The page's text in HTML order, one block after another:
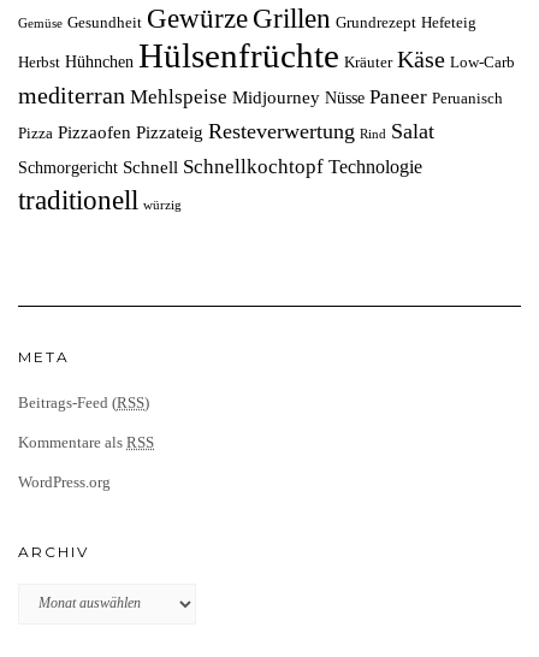
Gemüse Gesundheit Gewürze Grillen Grundrezept Hefeteig
Herbst Hühnchen Hülsenfrüchte Kräuter Käse Low-Carb
mediterran Mehlspeise Midjourney Nüsse Paneer Peruanisch
Pizza Pizzaofen Pizzateig Resteverwertung Rind Salat
Schmorgericht Schnell Schnellkochtopf Technologie
traditionell würzig
META
Beitrags-Feed (RSS)
Kommentare als RSS
WordPress.org
ARCHIV
Archiv